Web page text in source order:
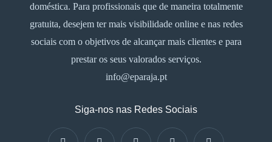
doméstica. Para profissionais que de maneira totalmente
gratuita, desejem ter mais visibilidade online e nas redes
sociais com o objetivos de alcançar mais clientes e para
prestar os seus valorados serviços.
info@eparaja.pt
Siga-nos nas Redes Sociais